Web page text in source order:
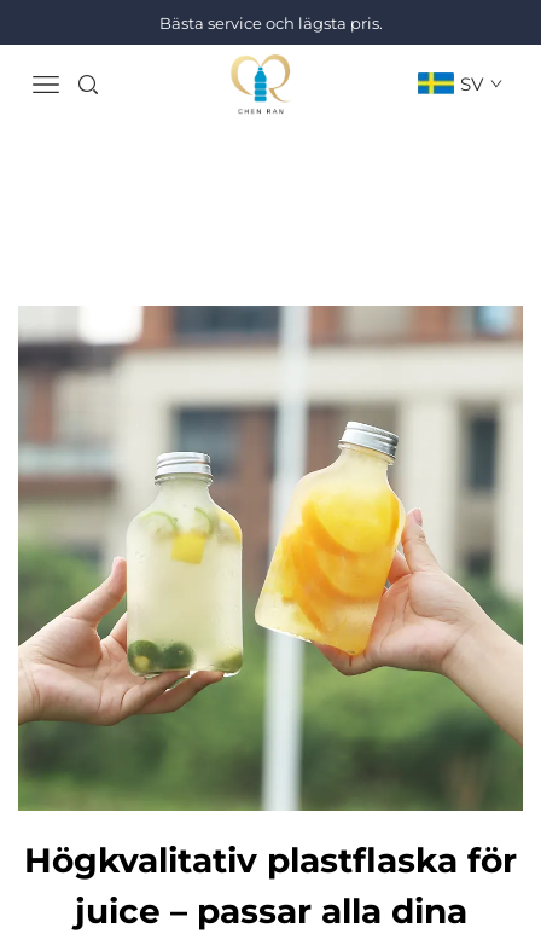
Bästa service och lägsta pris.
SV
Högkvalitativ plastflaska för
juice – passar alla dina